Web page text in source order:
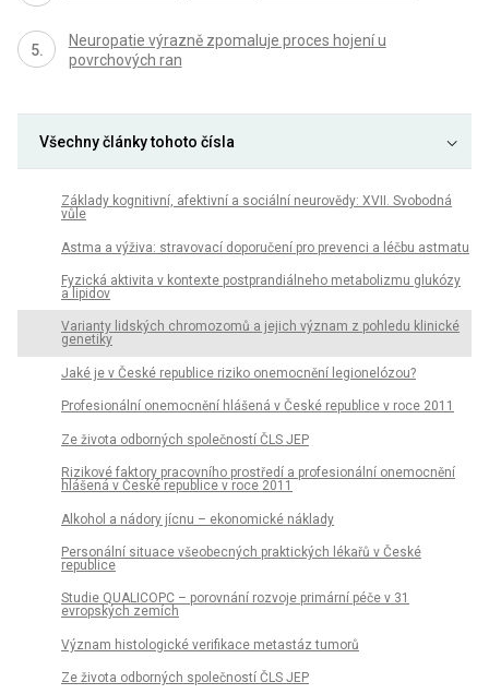
Neuropatie výrazně zpomaluje proces hojení u
povrchových ran
Všechny články tohoto čísla
Základy kognitivní, afektivní a sociální neurovědy: XVII. Svobodná
vůle
Astma a výživa: stravovací doporučení pro prevenci a léčbu astmatu
Fyzická aktivita v kontexte postprandiálneho metabolizmu glukózy
a lipidov
Varianty lidských chromozomů a jejich význam z pohledu klinické
genetiky
Jaké je v České republice riziko onemocnění legionelózou?
Profesionální onemocnění hlášená v České republice v roce 2011
Ze života odborných společností ČLS JEP
Rizikové faktory pracovního prostředí a profesionální onemocnění
hlášená v České republice v roce 2011
Alkohol a nádory jícnu – ekonomické náklady
Personální situace všeobecných praktických lékařů v České
republice
Studie QUALICOPC – porovnání rozvoje primární péče v 31
evropských zemích
Význam histologické verifikace metastáz tumorů
Ze života odborných společností ČLS JEP